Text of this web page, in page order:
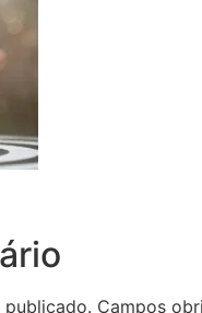
publicado. Campos